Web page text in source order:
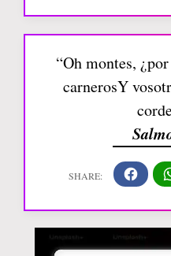
“Oh montes,
carnerosY